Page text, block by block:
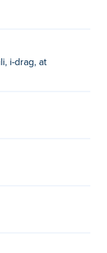
i-drag, at